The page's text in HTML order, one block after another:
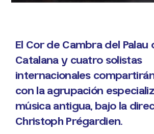
El Cor de Cambra del Palau
Catalana y cuatro solistas
internacionales
con la agrupación
música antigua, bajo la
Christoph Prégardien.